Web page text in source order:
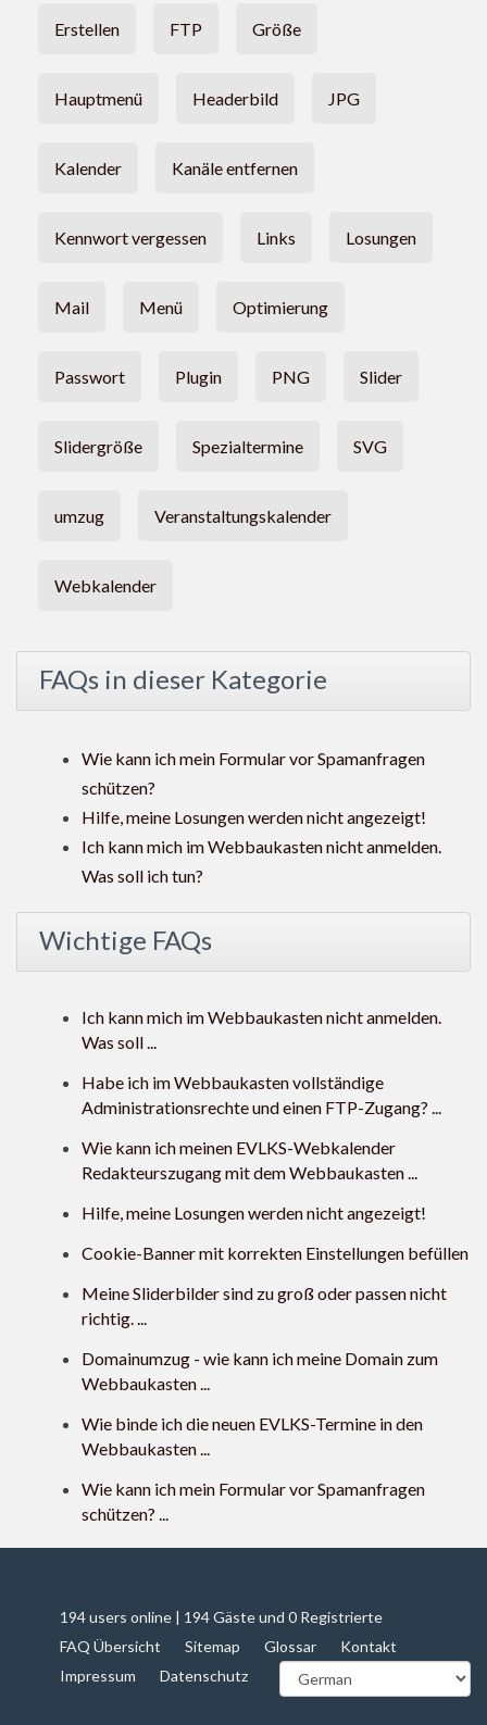
Erstellen FTP Größe
Hauptmenü Headerbild JPG
Kalender Kanäle entfernen
Kennwort vergessen Links Losungen
Mail Menü Optimierung
Passwort Plugin PNG Slider
Slidergröße Spezialtermine SVG
umzug Veranstaltungskalender
Webkalender
FAQs in dieser Kategorie
Wie kann ich mein Formular vor Spamanfragen
schützen?
Hilfe, meine Losungen werden nicht angezeigt!
Ich kann mich im Webbaukasten nicht anmelden.
Was soll ich tun?
Wichtige FAQs
Ich kann mich im Webbaukasten nicht anmelden.
Was soll ...
Habe ich im Webbaukasten vollständige
Administrationsrechte und einen FTP-Zugang? ...
Wie kann ich meinen EVLKS-Webkalender
Redakteurszugang mit dem Webbaukasten ...
Hilfe, meine Losungen werden nicht angezeigt!
Cookie-Banner mit korrekten Einstellungen befüllen
Meine Sliderbilder sind zu groß oder passen nicht
richtig. ...
Domainumzug - wie kann ich meine Domain zum
Webbaukasten ...
Wie binde ich die neuen EVLKS-Termine in den
Webbaukasten ...
Wie kann ich mein Formular vor Spamanfragen
schützen? ...
194 users online | 194 Gäste und 0 Registrierte
FAQ Übersicht
Sitemap Glossar
Kontakt
Impressum
Datenschutz